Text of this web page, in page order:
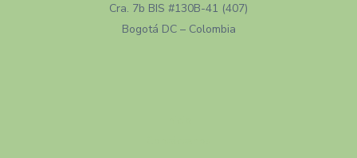
Cra. 7b BIS #130B-41 (407)
Bogotá DC – Colombia